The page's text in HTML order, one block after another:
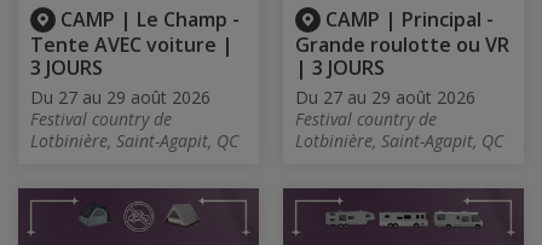
CAMP | Le Champ -
Tente AVEC voiture |
3 JOURS
Du 27 au 29 août 2026
Festival country de
Lotbinière, Saint-Agapit, QC
CAMP | Principal -
Grande roulotte ou VR
| 3 JOURS
Du 27 au 29 août 2026
Festival country de
Lotbinière, Saint-Agapit, QC